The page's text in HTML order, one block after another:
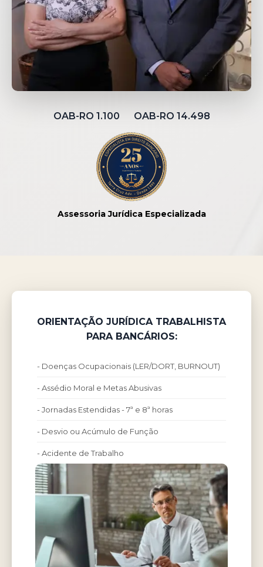
OAB-RO 1.100 OAB-RO 14.498
Assessoria Jurídica Especializada
ORIENTAÇÃO JURÍDICA TRABALHISTA
PARA BANCÁRIOS:
- Doenças Ocupacionais (LER/DORT, BURNOUT)
- Assédio Moral e Metas Abusivas
- Jornadas Estendidas - 7ª e 8ª horas
- Desvio ou Acúmulo de Função
- Acidente de Trabalho